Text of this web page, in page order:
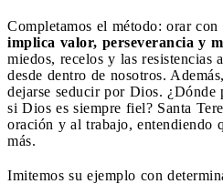
Completamos el método: orar con
implica valor, perseverancia y
miedos, recelos y las resistencias
desde dentro de nosotros.
dejarse seducir por Dios. ¿Dónde
si Dios es siempre fiel? Santa
oración y al trabajo, entendiendo
más.
Imitemos su ejemplo con